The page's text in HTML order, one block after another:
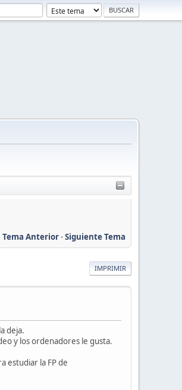
Tema Anterior-Siguiente Tema
IMPRIMIR
deja.
y los ordenadores le gusta.
estudiar la FP de